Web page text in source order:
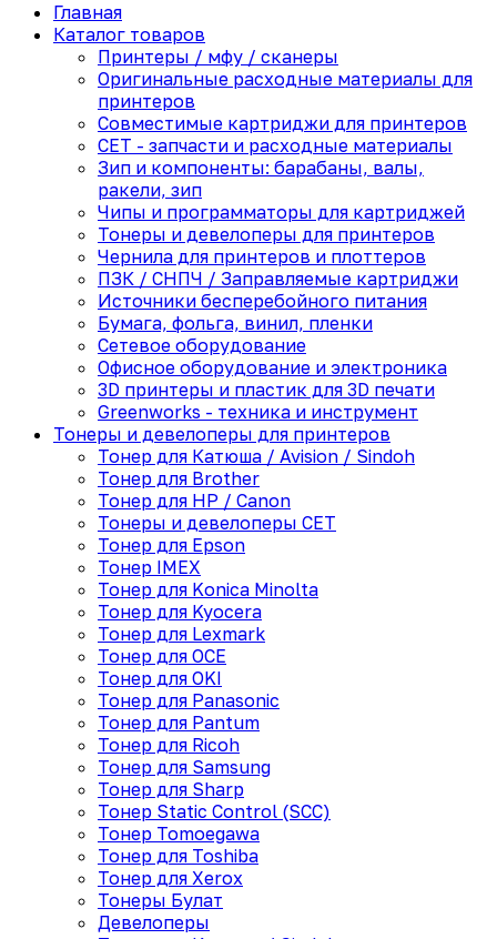
Главная
Каталог товаров
Принтеры / мфу / сканеры
Оригинальные расходные материалы для
принтеров
Совместимые картриджи для принтеров
CET - запчасти и расходные материалы
Зип и компоненты: барабаны, валы,
ракели, зип
Чипы и программаторы для картриджей
Тонеры и девелоперы для принтеров
Чернила для принтеров и плоттеров
ПЗК / СНПЧ / Заправляемые картриджи
Источники бесперебойного питания
Бумага, фольга, винил, пленки
Сетевое оборудование
Офисное оборудование и электроника
3D принтеры и пластик для 3D печати
Greenworks - техника и инструмент
Тонеры и девелоперы для принтеров
Тонер для Катюша / Avision / Sindoh
Тонер для Brother
Тонер для HP / Canon
Тонеры и девелоперы CET
Тонер для Epson
Тонер IMEX
Тонер для Konica Minolta
Тонер для Kyocera
Тонер для Lexmark
Тонер для OCE
Тонер для OKI
Тонер для Panasonic
Тонер для Pantum
Тонер для Ricoh
Тонер для Samsung
Тонер для Sharp
Тонер Static Control (SCC)
Тонер Tomoegawa
Тонер для Toshiba
Тонер для Xerox
Тонеры Булат
Девелоперы